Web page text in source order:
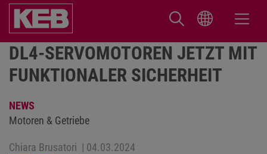
DL4-SERVOMOTOREN JETZT MIT
FUNKTIONALER SICHERHEIT
NEWS
Motoren & Getriebe
Chiara Brusatori | 04.03.2024